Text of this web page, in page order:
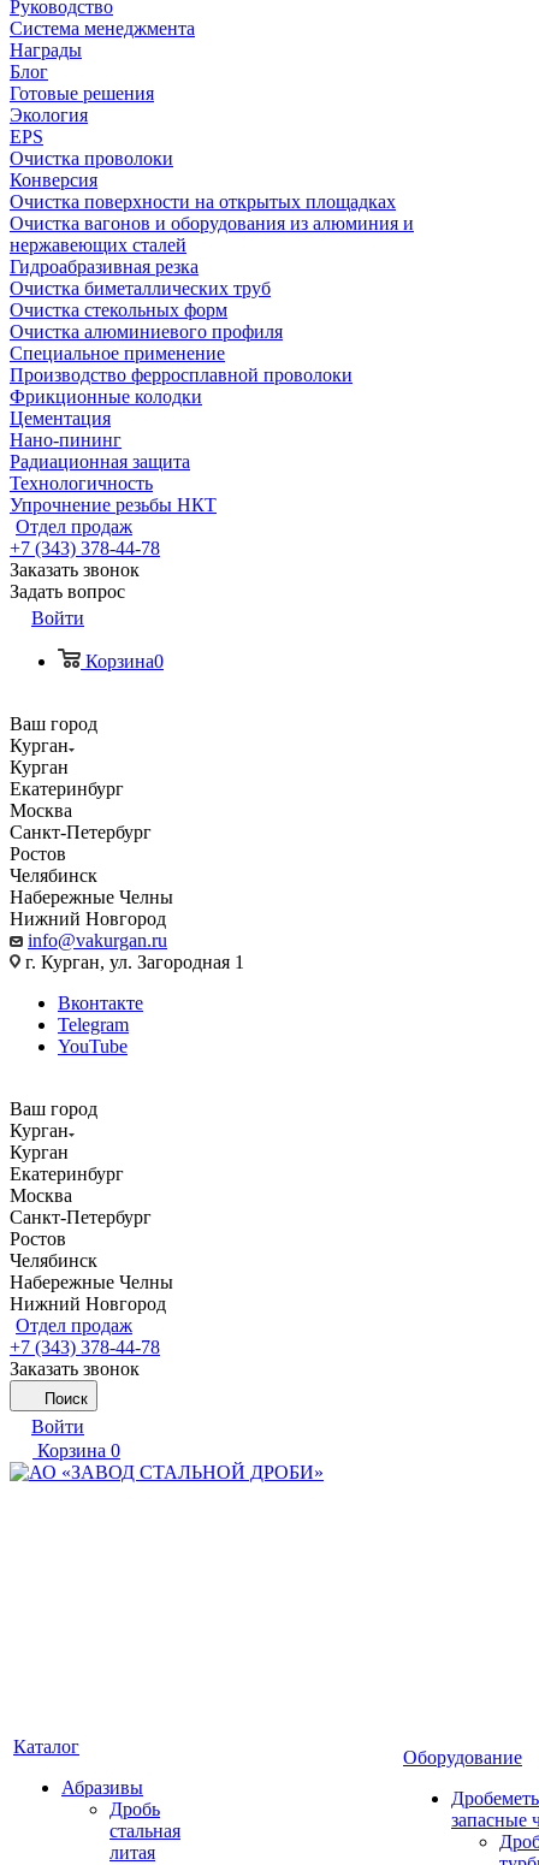
Руководство
Система менеджмента
Награды
Блог
Готовые решения
Экология
EPS
Очистка проволоки
Конверсия
Очистка поверхности на открытых площадках
Очистка вагонов и оборудования из алюминия и
нержавеющих сталей
Гидроабразивная резка
Очистка биметаллических труб
Очистка стекольных форм
Очистка алюминиевого профиля
Специальное применение
Производство ферросплавной проволоки
Фрикционные колодки
Цементация
Нано-пининг
Радиационная защита
Технологичность
Упрочнение резьбы НКТ
Отдел продаж
+7 (343) 378-44-78
Заказать звонок
Задать вопрос
Войти
Корзина0
Ваш город
Курган
Курган
Екатеринбург
Москва
Санкт-Петербург
Ростов
Челябинск
Набережные Челны
Нижний Новгород
info@vakurgan.ru
г. Курган, ул. Загородная 1
Вконтакте
Telegram
YouTube
Ваш город
Курган
Курган
Екатеринбург
Москва
Санкт-Петербург
Ростов
Челябинск
Набережные Челны
Нижний Новгород
Отдел продаж
+7 (343) 378-44-78
Заказать звонок
Поиск
Войти
Корзина 0
Каталог
Абразивы
Дробь
стальная
литая
Оборудование
запасные